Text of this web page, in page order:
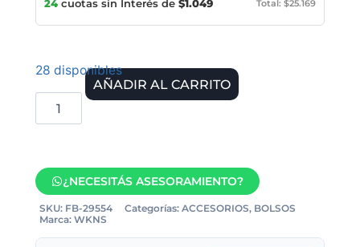
24 cuotas sin Interés de $1.049 Total: $25.169
28 disponibles
AÑADIR AL CARRITO
¿NECESITÁS ASESORAMIENTO?
SKU: FB-29554 Categorías: ACCESORIOS, BOLSOS
Marca: WKNS